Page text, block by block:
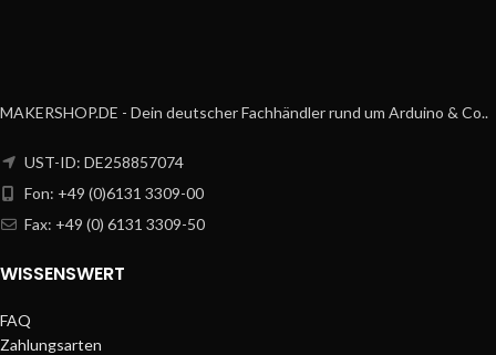
MAKERSHOP.DE - Dein deutscher Fachhändler rund um Arduino & Co..
UST-ID: DE258857074
Fon: +49 (0)6131 3309-00
Fax: +49 (0) 6131 3309-50
WISSENSWERT
FAQ
Zahlungsarten